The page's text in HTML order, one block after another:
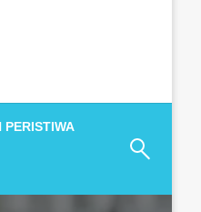
PERISTIWA